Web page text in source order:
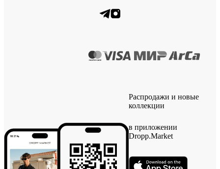
Распродажи и новые
коллекции
в приложении
Dropp.Market